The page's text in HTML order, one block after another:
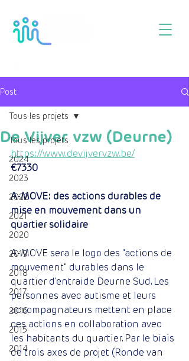
Post
Tous les projets
2024
2023
2022
2021
2020
2019
2018
2017
2016
2015
2014
Tous les projets
De Vijver vzw (Deurne)
https://www.devijvervzw.be/
€7330
A-MOVE: des actions durables de
mise en mouvement dans un
quartier solidaire
A-MOVE sera le logo des "actions de
mouvement" durables dans le
quartier d'entraide Deurne Sud. Les
personnes avec autisme et leurs
accompagnateurs mettent en place
ces actions en collaboration avec
les habitants du quartier. Par le biais
de trois axes de projet (Ronde van